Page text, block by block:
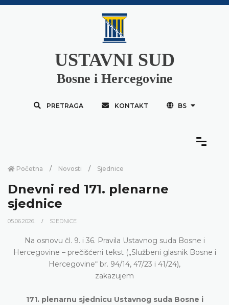
USTAVNI SUD
Bosne i Hercegovine
PRETRAGA KONTAKT BS
Početna Novosti Sjednice
Dnevni red 171. plenarne
sjednice
05.06.2026. SJEDNICE
Na osnovu čl. 9. i 36. Pravila Ustavnog suda Bosne i
Hercegovine – prečišćeni tekst („Službeni glasnik Bosne i
Hercegovine“ br. 94/14, 47/23 i 41/24),
zakazujem
171. plenarnu sjednicu Ustavnog suda Bosne i